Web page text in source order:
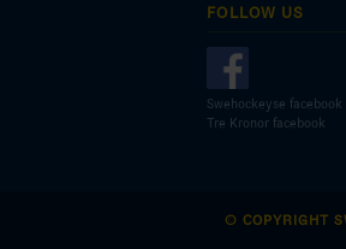
FOLLOW US
Swehockeyse facebook
Tre Kronor facebook
© COPYRIGHT